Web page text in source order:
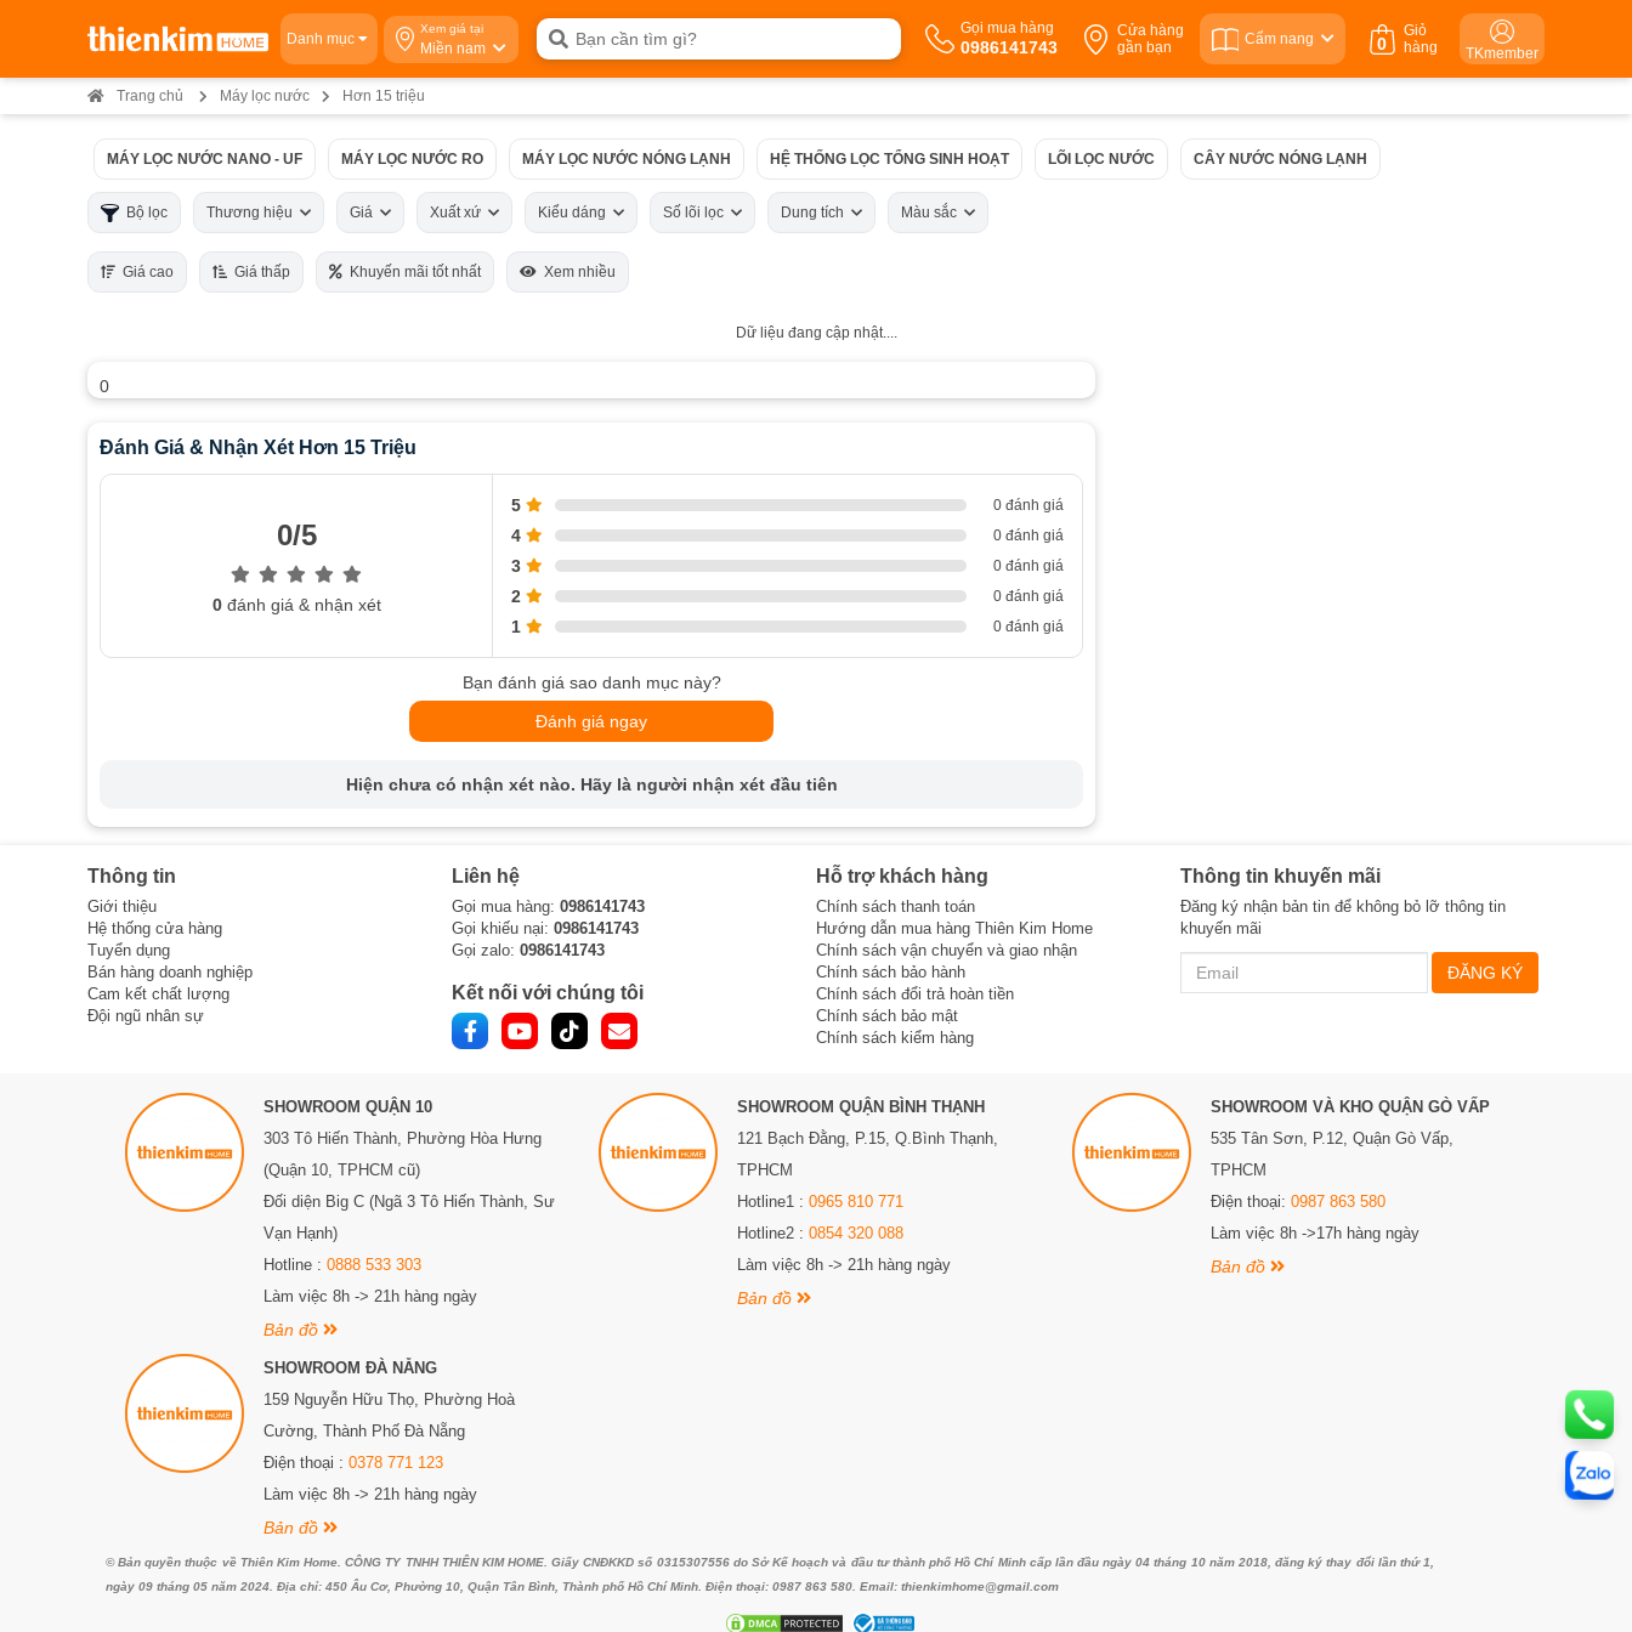
Danh mục
Xem giá tại
Miền nam
Gọi mua hàng
0986141743
Cửa hàng
gần bạn
Cẩm nang
Giỏ
hàng
0 TKmember
Trang chủ Máy lọc nước Hơn 15 triệu
MÁY LỌC NƯỚC NANO - UF MÁY LỌC NƯỚC RO MÁY LỌC NƯỚC NÓNG LẠNH HỆ THỐNG LỌC TỔNG SINH HOẠT LÕI LỌC NƯỚC CÂY NƯỚC NÓNG LẠNH
Bộ lọc Thương hiệu Giá Xuất xứ Kiểu dáng Số lõi lọc Dung tích Màu sắc
Giá cao Giá thấp Khuyến mãi tốt nhất Xem nhiều
Dữ liệu đang cập nhật....
0
Đánh Giá & Nhận Xét Hơn 15 Triệu
0/5
0đánh giá & nhận xét
5 0 đánh giá
4 0 đánh giá
3 0 đánh giá
2 0 đánh giá
1 0 đánh giá
Bạn đánh giá sao danh mục này?
Đánh giá ngay
Hiện chưa có nhận xét nào. Hãy là người nhận xét đầu tiên
Thông tin
Giới thiệu
Hệ thống cửa hàng
Tuyển dụng
Bán hàng doanh nghiệp
Cam kết chất lượng
Đội ngũ nhân sự
Liên hệ
Gọi mua hàng: 0986141743
Gọi khiếu nại: 0986141743
Gọi zalo: 0986141743
Kết nối với chúng tôi
Hỗ trợ khách hàng
Chính sách thanh toán
Hướng dẫn mua hàng Thiên Kim Home
Chính sách vận chuyển và giao nhận
Chính sách bảo hành
Chính sách đổi trả hoàn tiền
Chính sách bảo mật
Chính sách kiểm hàng
Thông tin khuyến mãi
Đăng ký nhận bản tin để không bỏ lỡ thông tin
khuyến mãi
ĐĂNG KÝ
SHOWROOM QUẬN 10
303 Tô Hiến Thành, Phường Hòa Hưng
(Quận 10, TPHCM cũ)
Đối diện Big C (Ngã 3 Tô Hiến Thành, Sư
Vạn Hạnh)
Hotline : 0888 533 303
Làm việc 8h -> 21h hàng ngày
Bản đồ
SHOWROOM QUẬN BÌNH THẠNH
121 Bạch Đằng, P.15, Q.Bình Thạnh,
TPHCM
Hotline1 : 0965 810 771
Hotline2 : 0854 320 088
Làm việc 8h -> 21h hàng ngày
Bản đồ
SHOWROOM VÀ KHO QUẬN GÒ VẤP
535 Tân Sơn, P.12, Quận Gò Vấp,
TPHCM
Điện thoại: 0987 863 580
Làm việc 8h ->17h hàng ngày
Bản đồ
SHOWROOM ĐÀ NẴNG
159 Nguyễn Hữu Thọ, Phường Hoà
Cường, Thành Phố Đà Nẵng
Điện thoại : 0378 771 123
Làm việc 8h -> 21h hàng ngày
Bản đồ
© Bản quyền thuộc về Thiên Kim Home. CÔNG TY TNHH THIÊN KIM HOME. Giấy CNĐKKD số 0315307556 do Sở Kế hoạch và đầu tư thành phố Hồ Chí Minh cấp lần đầu ngày 04 tháng 10 năm 2018, đăng ký thay đổi lần thứ 1,
ngày 09 tháng 05 năm 2024. Địa chỉ: 450 Âu Cơ, Phường 10, Quận Tân Bình, Thành phố Hồ Chí Minh. Điện thoại: 0987 863 580. Email: thienkimhome@gmail.com